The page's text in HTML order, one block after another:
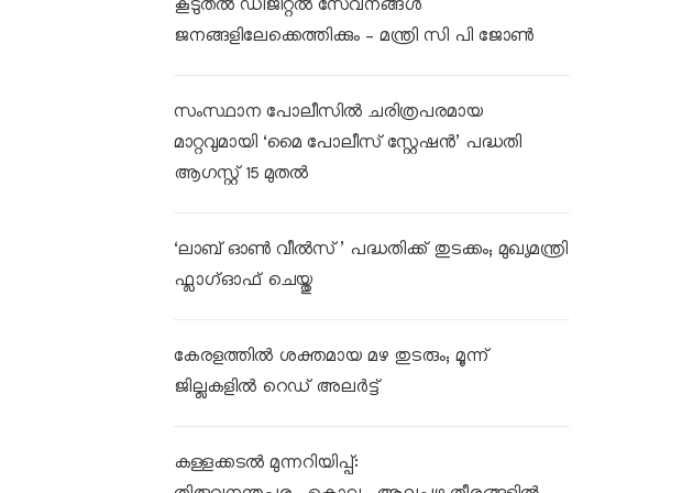
കൂടുതൽ ഡിജിറ്റൽ സേവനങ്ങൾ
ജനങ്ങളിലേക്കെത്തിക്കും – മന്ത്രി സി പി ജോൺ
സംസ്ഥാന പോലീസിൽ ചരിത്രപരമായ
മാറ്റവുമായി ‘മൈ പോലീസ് സ്റ്റേഷൻ’ പദ്ധതി
ആഗസ്റ്റ് 15 മുതൽ
‘ലാബ് ഓൺ വീൽസ്’ പദ്ധതിക്ക് തുടക്കം; മുഖ്യമന്ത്രി
ഫ്ലാഗ്ഓഫ് ചെയ്തു
കേരളത്തിൽ ശക്തമായ മഴ തുടരും; മൂന്ന്
ജില്ലകളിൽ റെഡ് അലർട്ട്
കള്ളക്കടൽ മുന്നറിയിപ്പ്: